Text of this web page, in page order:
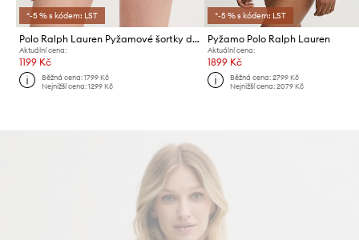
*-5 % s kódem: LST
Polo Ralph Lauren Pyžamové šortky dámské s bavlnou
Aktuální cena:
1199 Kč
Běžná cena:1799 Kč
Nejnižší cena:1299 Kč
*-5 % s kódem: LST
Pyžamo Polo Ralph Lauren
Aktuální cena:
1899 Kč
Běžná cena: 2799 Kč
Nejnižší cena: 2079 Kč